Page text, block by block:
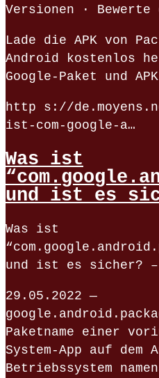
Versionen · Bewerte
Lade die APK von
Android kostenlos
Google-Paket und
http s://
ist-com-google-a…
Was ist
und ist es
Was ist
und ist es sicher? –
29.05.2022 —
Paketname einer
System-App auf dem
Betriebssystem